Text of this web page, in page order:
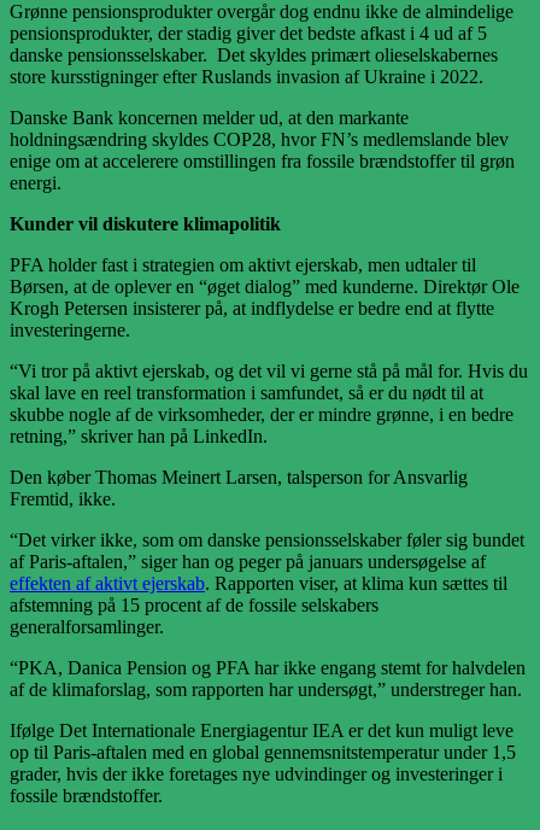
Grønne pensionsprodukter overgår dog endnu ikke de almindelige
pensionsprodukter, der stadig giver det bedste afkast i 4 ud af 5
danske pensionsselskaber. Det skyldes primært olieselskabernes
store kursstigninger efter Ruslands invasion af Ukraine i 2022.
Danske Bank koncernen melder ud, at den markante
holdningsændring skyldes COP28, hvor FN’s medlemslande blev
enige om at accelerere omstillingen fra fossile brændstoffer til grøn
energi.
Kunder vil diskutere klimapolitik
PFA holder fast i strategien om aktivt ejerskab, men udtaler til
Børsen, at de oplever en “øget dialog” med kunderne. Direktør Ole
Krogh Petersen insisterer på, at indflydelse er bedre end at flytte
investeringerne.
“Vi tror på aktivt ejerskab, og det vil vi gerne stå på mål for. Hvis du
skal lave en reel transformation i samfundet, så er du nødt til at
skubbe nogle af de virksomheder, der er mindre grønne, i en bedre
retning,” skriver han på LinkedIn.
Den køber Thomas Meinert Larsen, talsperson for Ansvarlig
Fremtid, ikke.
“Det virker ikke, som om danske pensionsselskaber føler sig bundet
af Paris-aftalen,” siger han og peger på januars undersøgelse af
effekten af aktivt ejerskab. Rapporten viser, at klima kun sættes til
afstemning på 15 procent af de fossile selskabers
generalforsamlinger.
“PKA, Danica Pension og PFA har ikke engang stemt for halvdelen
af de klimaforslag, som rapporten har undersøgt,” understreger han.
Ifølge Det Internationale Energiagentur IEA er det kun muligt leve
op til Paris-aftalen med en global gennemsnitstemperatur under 1,5
grader, hvis der ikke foretages nye udvindinger og investeringer i
fossile brændstoffer.